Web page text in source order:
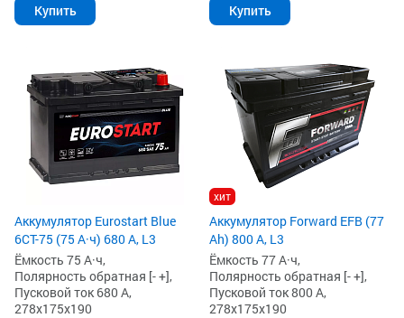
Купить Купить
Аккумулятор Eurostart Blue
6CT-75 (75 А·ч) 680 А, L3
Ёмкость 75 А·ч,
Полярность обратная [- +],
Пусковой ток 680 А,
278x175x190
хит
Аккумулятор Forward EFB (77
Ah) 800 А, L3
Ёмкость 77 А·ч,
Полярность обратная [- +],
Пусковой ток 800 А,
278x175x190